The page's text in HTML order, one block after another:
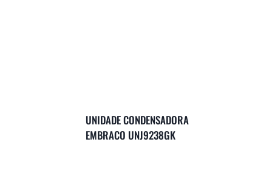
UNIDADE CONDENSADORA
EMBRACO UNJ9238GK